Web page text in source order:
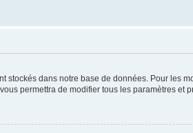
stockés dans notre base de données. Pour les
permettra de modifier tous les paramètres et